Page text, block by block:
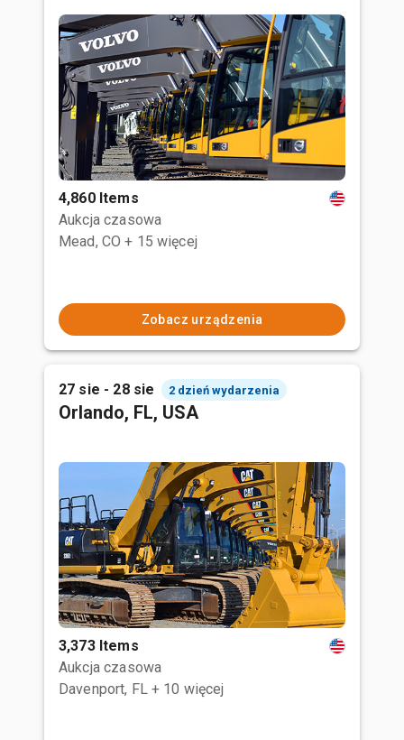
4,860 Items
Aukcja czasowa
Mead, CO + 15 więcej
Zobacz urządzenia
27 sie - 28 sie 2 dzień wydarzenia
Orlando, FL, USA
3,373 Items
Aukcja czasowa
Davenport, FL + 10 więcej